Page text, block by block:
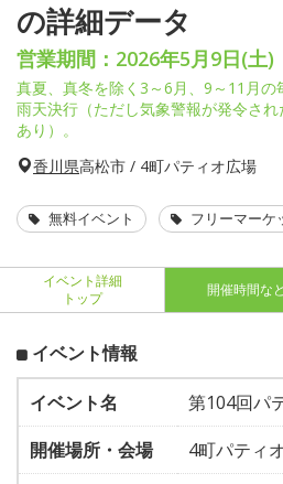
の詳細データ
営業期間：2026年5月9日(土)
真夏、真冬を除く3～6月、9～11月の
雨天決行（ただし気象警報が発令さ
あり）。
香川県高松市 / 4町パティオ広場
無料イベント フリーマーケ
イベント詳細
トップ
開催時間な
イベント情報
イベント名
第104回パ
開催場所・会場
4町パティ